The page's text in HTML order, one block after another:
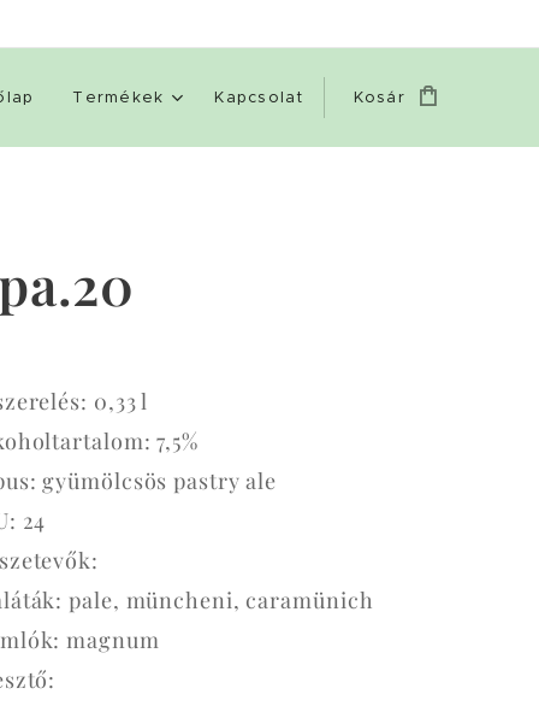
Termékek Kapcsolat Kosár
0,33 l
7,5%
gyümölcsös pastry ale
24
pale, müncheni, caramünich
magnum